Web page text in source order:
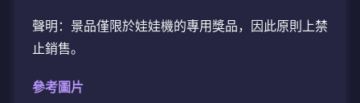
聲明：景品僅限於娃娃機的專用獎品，因此原則上禁
止銷售。
參考圖片